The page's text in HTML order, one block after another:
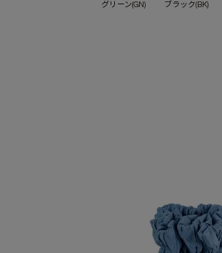
グリーン(GN) ブラック(BK)